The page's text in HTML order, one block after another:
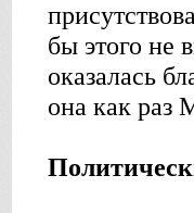
бы этого не
оказалась
она как раз